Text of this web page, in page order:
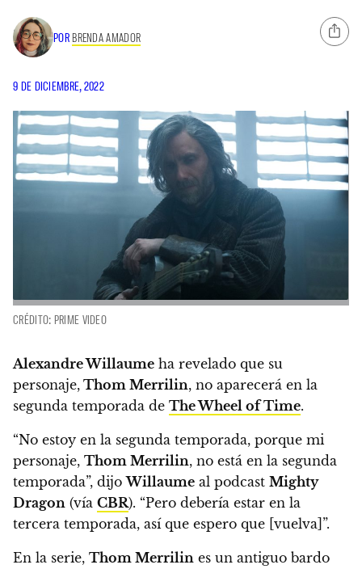
POR BRENDA AMADOR
9 DE DICIEMBRE, 2022
CRÉDITO: PRIME VIDEO
Alexandre Willaume ha revelado que su
personaje, Thom Merrilin, no aparecerá en la
segunda temporada de The Wheel of Time.
“No estoy en la segunda temporada, porque mi
personaje, Thom Merrilin, no está en la segunda
temporada”, dijoWillaume al podcast Mighty
Dragon (vía CBR). “Pero debería estar en la
tercera temporada, así que espero que [vuelva]”.
En la serie, Thom Merrilin es un antiguo bardo